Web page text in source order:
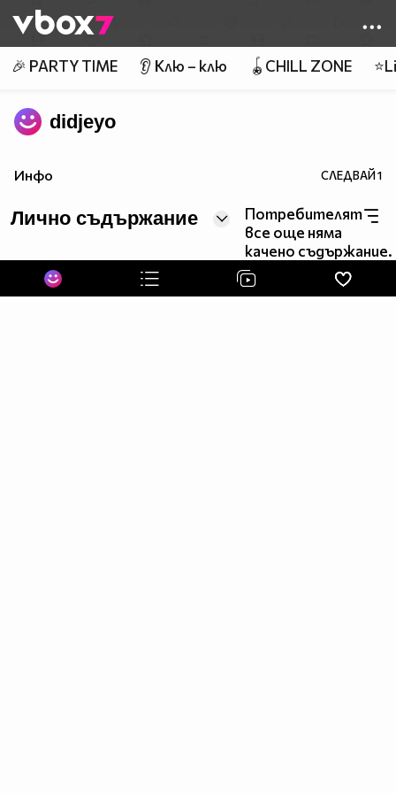
👾
🎉 PARTY TIME 👂 Клю – клю 🪀CHILL ZONE
didjeyo
Инфо СЛЕДВАЙ1
Лично съдържание
Потребителят
все още няма
качено съдържание.